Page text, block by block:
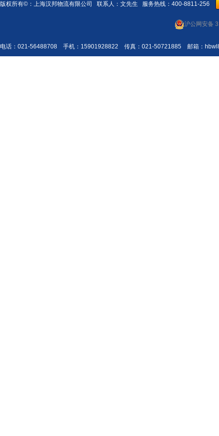
版权所有©： 上海汉邦物流有限公司 联系人：文先生 服务热线：400-8811-256
沪公网安备
电话：021-56488708 手机：15901928822 传真：021-50721885 邮箱：